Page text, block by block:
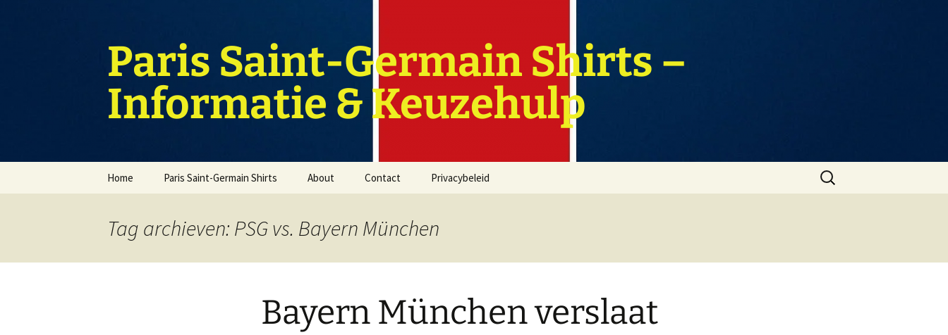
Paris Saint-Germain Shirts –
Informatie & Keuzehulp
Home Paris Saint-Germain Shirts About Contact Privacybeleid
Zoeken
naar:
Tag archieven: PSG vs. Bayern München
Bayern München verslaat